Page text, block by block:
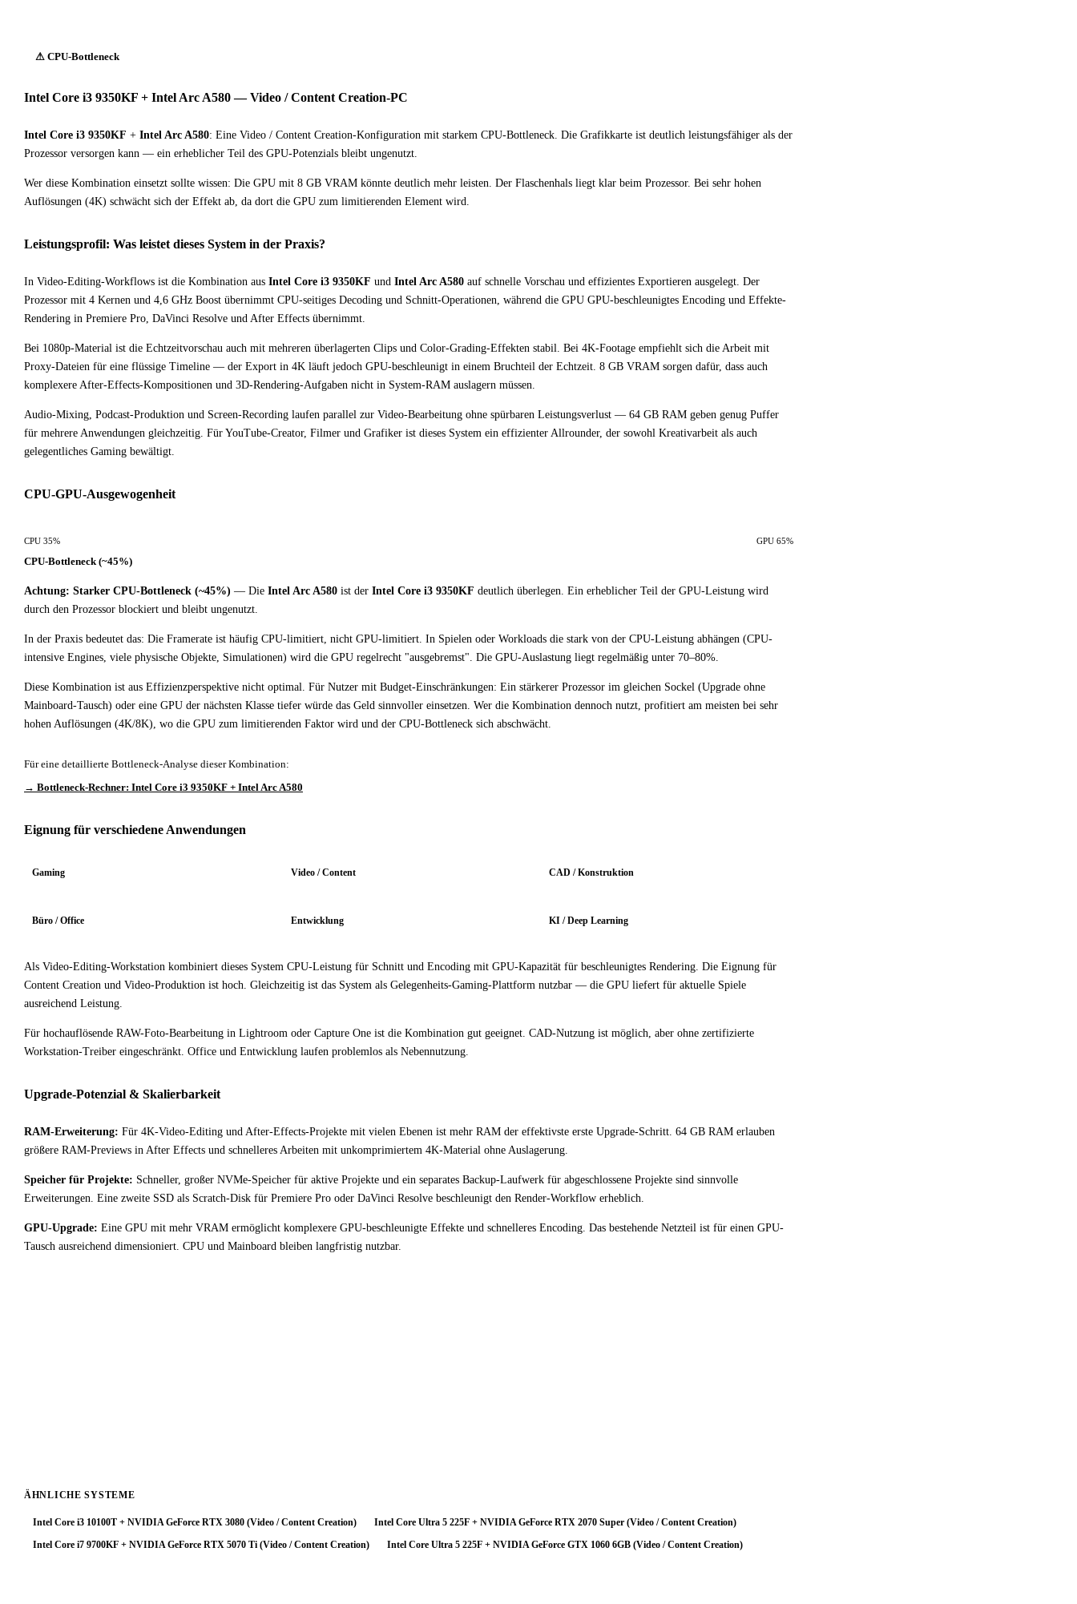
⚠ CPU-Bottleneck
Intel Core i3 9350KF + Intel Arc A580 — Video / Content Creation-PC
Intel Core i3 9350KF + Intel Arc A580: Eine Video / Content Creation-Konfiguration mit starkem CPU-Bottleneck. Die Grafikkarte ist deutlich leistungsfähiger als der
Prozessor versorgen kann — ein erheblicher Teil des GPU-Potenzials bleibt ungenutzt.
Wer diese Kombination einsetzt sollte wissen: Die GPU mit 8 GB VRAM könnte deutlich mehr leisten. Der Flaschenhals liegt klar beim Prozessor. Bei sehr hohen
Auflösungen (4K) schwächt sich der Effekt ab, da dort die GPU zum limitierenden Element wird.
Leistungsprofil: Was leistet dieses System in der Praxis?
In Video-Editing-Workflows ist die Kombination aus Intel Core i3 9350KF und Intel Arc A580 auf schnelle Vorschau und effizientes Exportieren ausgelegt. Der
Prozessor mit 4 Kernen und 4,6 GHz Boost übernimmt CPU-seitiges Decoding und Schnitt-Operationen, während die GPU GPU-beschleunigtes Encoding und Effekte-
Rendering in Premiere Pro, DaVinci Resolve und After Effects übernimmt.
Bei 1080p-Material ist die Echtzeitvorschau auch mit mehreren überlagerten Clips und Color-Grading-Effekten stabil. Bei 4K-Footage empfiehlt sich die Arbeit mit
Proxy-Dateien für eine flüssige Timeline — der Export in 4K läuft jedoch GPU-beschleunigt in einem Bruchteil der Echtzeit. 8 GB VRAM sorgen dafür, dass auch
komplexere After-Effects-Kompositionen und 3D-Rendering-Aufgaben nicht in System-RAM auslagern müssen.
Audio-Mixing, Podcast-Produktion und Screen-Recording laufen parallel zur Video-Bearbeitung ohne spürbaren Leistungsverlust — 64 GB RAM geben genug Puffer
für mehrere Anwendungen gleichzeitig. Für YouTube-Creator, Filmer und Grafiker ist dieses System ein effizienter Allrounder, der sowohl Kreativarbeit als auch
gelegentliches Gaming bewältigt.
CPU-GPU-Ausgewogenheit
CPU 35% GPU 65%
CPU-Bottleneck (~45%)
Achtung: Starker CPU-Bottleneck (~45%) — Die Intel Arc A580 ist der Intel Core i3 9350KF deutlich überlegen. Ein erheblicher Teil der GPU-Leistung wird
durch den Prozessor blockiert und bleibt ungenutzt.
In der Praxis bedeutet das: Die Framerate ist häufig CPU-limitiert, nicht GPU-limitiert. In Spielen oder Workloads die stark von der CPU-Leistung abhängen (CPU-
intensive Engines, viele physische Objekte, Simulationen) wird die GPU regelrecht "ausgebremst". Die GPU-Auslastung liegt regelmäßig unter 70–80%.
Diese Kombination ist aus Effizienzperspektive nicht optimal. Für Nutzer mit Budget-Einschränkungen: Ein stärkerer Prozessor im gleichen Sockel (Upgrade ohne
Mainboard-Tausch) oder eine GPU der nächsten Klasse tiefer würde das Geld sinnvoller einsetzen. Wer die Kombination dennoch nutzt, profitiert am meisten bei sehr
hohen Auflösungen (4K/8K), wo die GPU zum limitierenden Faktor wird und der CPU-Bottleneck sich abschwächt.
Für eine detaillierte Bottleneck-Analyse dieser Kombination:
→ Bottleneck-Rechner: Intel Core i3 9350KF + Intel Arc A580
Eignung für verschiedene Anwendungen
Gaming Video / Content CAD / Konstruktion
Büro / Office Entwicklung KI / Deep Learning
Als Video-Editing-Workstation kombiniert dieses System CPU-Leistung für Schnitt und Encoding mit GPU-Kapazität für beschleunigtes Rendering. Die Eignung für
Content Creation und Video-Produktion ist hoch. Gleichzeitig ist das System als Gelegenheits-Gaming-Plattform nutzbar — die GPU liefert für aktuelle Spiele
ausreichend Leistung.
Für hochauflösende RAW-Foto-Bearbeitung in Lightroom oder Capture One ist die Kombination gut geeignet. CAD-Nutzung ist möglich, aber ohne zertifizierte
Workstation-Treiber eingeschränkt. Office und Entwicklung laufen problemlos als Nebennutzung.
Upgrade-Potenzial & Skalierbarkeit
RAM-Erweiterung: Für 4K-Video-Editing und After-Effects-Projekte mit vielen Ebenen ist mehr RAM der effektivste erste Upgrade-Schritt. 64 GB RAM erlauben
größere RAM-Previews in After Effects und schnelleres Arbeiten mit unkomprimiertem 4K-Material ohne Auslagerung.
Speicher für Projekte: Schneller, großer NVMe-Speicher für aktive Projekte und ein separates Backup-Laufwerk für abgeschlossene Projekte sind sinnvolle
Erweiterungen. Eine zweite SSD als Scratch-Disk für Premiere Pro oder DaVinci Resolve beschleunigt den Render-Workflow erheblich.
GPU-Upgrade: Eine GPU mit mehr VRAM ermöglicht komplexere GPU-beschleunigte Effekte und schnelleres Encoding. Das bestehende Netzteil ist für einen GPU-
Tausch ausreichend dimensioniert. CPU und Mainboard bleiben langfristig nutzbar.
ÄHNLICHE SYSTEME
Intel Core i3 10100T + NVIDIA GeForce RTX 3080 (Video / Content Creation)
Intel Core Ultra 5 225F + NVIDIA GeForce RTX 2070 Super (Video / Content Creation)
Intel Core i7 9700KF + NVIDIA GeForce RTX 5070 Ti (Video / Content Creation)
Intel Core Ultra 5 225F + NVIDIA GeForce GTX 1060 6GB (Video / Content Creation)